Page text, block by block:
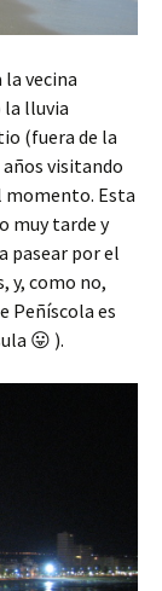
vecina
la lluvia
(fuera de la
visitando
momento. Esta
muy tarde y
pasear por el
y, como no,
Peñíscola es
😛 ).